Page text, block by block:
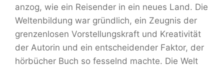
anzog, wie ein Reisender in ein neues Land. Die
Weltenbildung war gründlich, ein Zeugnis der
grenzenlosen Vorstellungskraft und Kreativität
der Autorin und ein entscheidender Faktor, der
hörbücher Buch so fesselnd machte. Die Welt